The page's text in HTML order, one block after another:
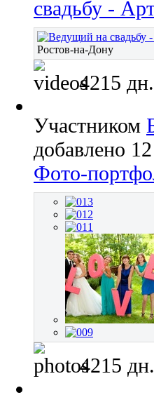
свадьбу -
Ростов-на-Дону
4215 дн.
Участником
добавлено
Фото-
4215